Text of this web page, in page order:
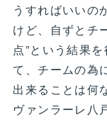
うすればいいの
けど、自ずとチ
点”という結果
て、チームの為
出来ることは何
ヴァンラーレ八